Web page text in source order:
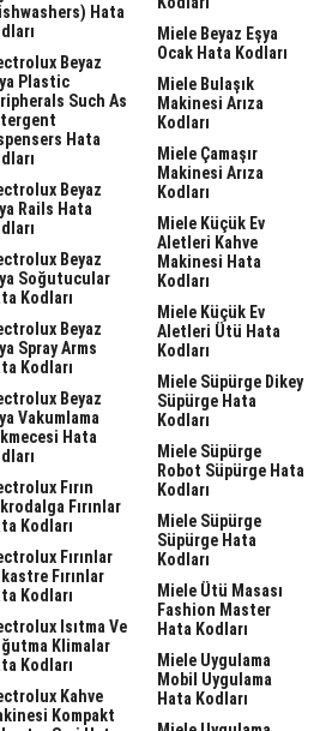
Hata
Beyaz
Plastic
Such As
Hata
Beyaz
Rails Hata
Beyaz
Soğutucular
Kodları
Beyaz
Spray Arms
Kodları
Beyaz
Vakumlama
Hata
Fırın
Fırınlar
Kodları
Fırınlar
Fırınlar
Kodları
Isıtma Ve
Klimalar
Kodları
Kahve
Kompakt
Miele Beyaz Eşya
Ocak Hata Kodları
Miele Bulaşık
Makinesi Arıza
Kodları
Miele Çamaşır
Makinesi Arıza
Kodları
Miele Küçük Ev
Aletleri Kahve
Makinesi Hata
Kodları
Miele Küçük Ev
Aletleri Ütü Hata
Kodları
Miele Süpürge Dikey
Süpürge Hata
Kodları
Miele Süpürge
Robot Süpürge Hata
Kodları
Miele Süpürge
Süpürge Hata
Kodları
Miele Ütü Masası
Fashion Master
Hata Kodları
Miele Uygulama
Mobil Uygulama
Hata Kodları